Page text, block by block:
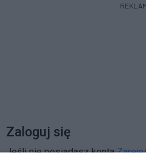
Zaloguj się
Jeśli nie posiadasz konta